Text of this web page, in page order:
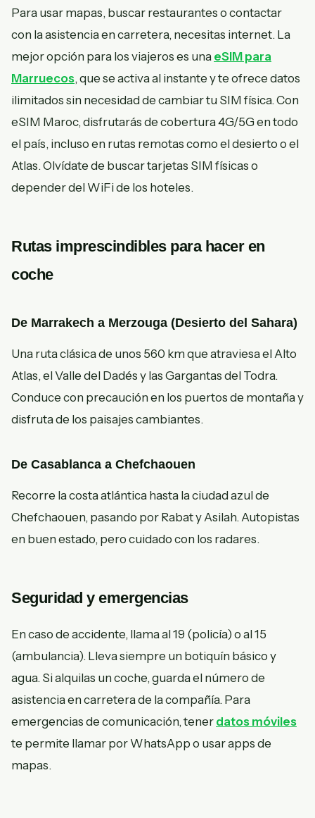
Para usar mapas, buscar restaurantes o contactar
con la asistencia en carretera, necesitas internet. La
mejor opción para los viajeros es una eSIM para
Marruecos, que se activa al instante y te ofrece datos
ilimitados sin necesidad de cambiar tu SIM física. Con
eSIM Maroc, disfrutarás de cobertura 4G/5G en todo
el país, incluso en rutas remotas como el desierto o el
Atlas. Olvídate de buscar tarjetas SIM físicas o
depender del WiFi de los hoteles.
Rutas imprescindibles para hacer en
coche
De Marrakech a Merzouga (Desierto del Sahara)
Una ruta clásica de unos 560 km que atraviesa el Alto
Atlas, el Valle del Dadés y las Gargantas del Todra.
Conduce con precaución en los puertos de montaña y
disfruta de los paisajes cambiantes.
De Casablanca a Chefchaouen
Recorre la costa atlántica hasta la ciudad azul de
Chefchaouen, pasando por Rabat y Asilah. Autopistas
en buen estado, pero cuidado con los radares.
Seguridad y emergencias
En caso de accidente, llama al 19 (policía) o al 15
(ambulancia). Lleva siempre un botiquín básico y
agua. Si alquilas un coche, guarda el número de
asistencia en carretera de la compañía. Para
emergencias de comunicación, tener datos móviles
te permite llamar por WhatsApp o usar apps de
mapas.